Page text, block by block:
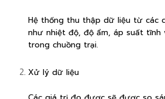
Hệ thống thu thập dữ liệu từ các
như nhiệt độ, độ ẩm, áp suất tĩnh
trong chuồng trại.
Xử lý dữ liệu